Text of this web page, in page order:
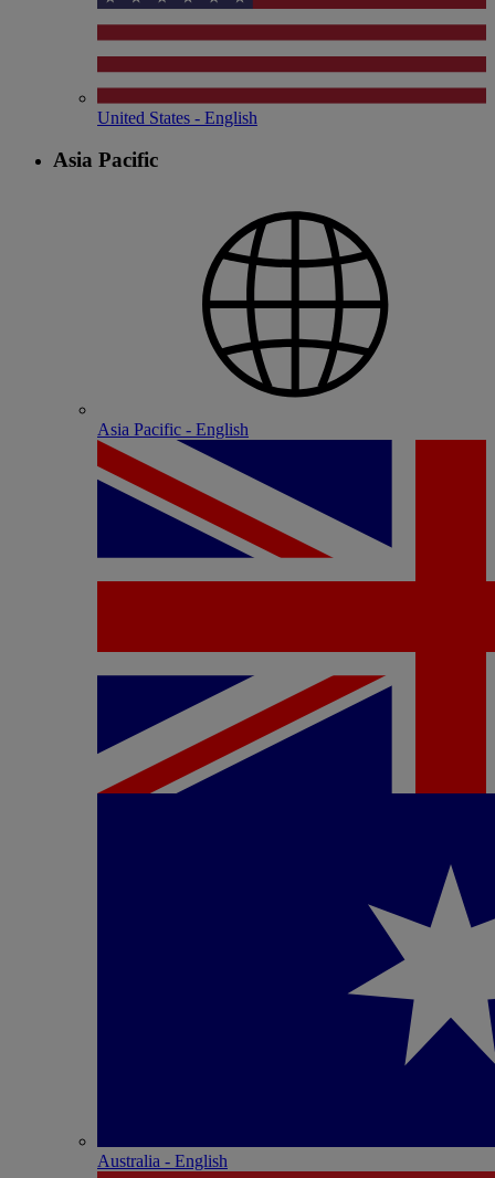
United States - English
Asia Pacific
Asia Pacific - English
Australia - English